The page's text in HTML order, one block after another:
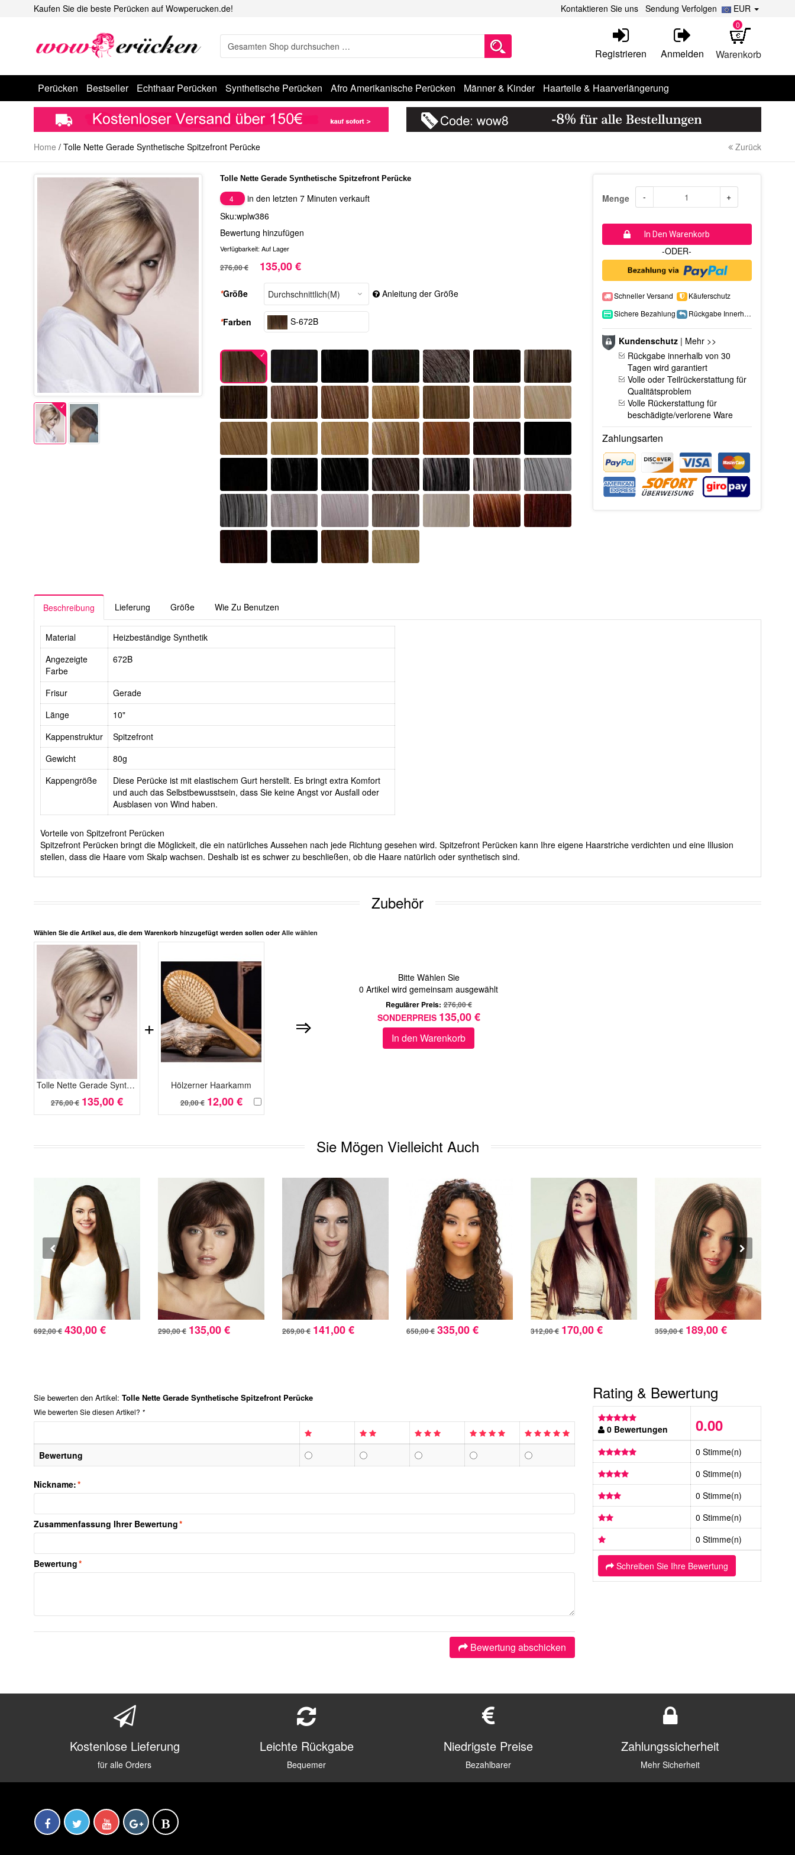
Kaufen Sie die beste Perücken auf Wowperucken.de! EUR
Kontaktieren Sie uns Sendung Verfolgen
Warenkorb
0
Registrieren Anmelden
Perücken Bestseller Echthaar Perücken Synthetische Perücken Afro Amerikanische Perücken Männer & Kinder Haarteile & Haarverlängerung
Home / Tolle Nette Gerade Synthetische Spitzefront Perücke Zurück
Tolle Nette Gerade Synthetische Spitzefront Perücke
4
in den letzten 7 Minuten verkauft
Sku:wplw386
Bewertung hinzufügen
Verfügbarkeit: Auf Lager
276,00 € 135,00 €
*Größe Anleitung der Größe
*Farben S-672B
Menge - +
In Den Warenkorb
-ODER-
Schneller Versand
Käuferschutz
Sichere Bezahlung
Rückgabe Innerhalb 15 Tage
Kundenschutz| Mehr >>
Rückgabe innerhalb von 30
Tagen wird garantiert
Volle oder Teilrückerstattung für
Qualitätsproblem
Volle Rückerstattung für
beschädigte/verlorene Ware
Zahlungsarten
Beschreibung Lieferung Größe Wie Zu Benutzen
Material
Heizbeständige Synthetik
Angezeigte
Farbe
672B
Frisur
Gerade
Länge
10"
Kappenstruktur
Spitzefront
Gewicht
80g
Kappengröße
Diese Perücke ist mit elastischem Gurt herstellt. Es bringt extra Komfort
und auch das Selbstbewusstsein, dass Sie keine Angst vor Ausfall oder
Ausblasen von Wind haben.
Vorteile von Spitzefront Perücken
Spitzefront Perücken bringt die Möglickeit, die ein natürliches Aussehen nach jede Richtung gesehen wird. Spitzefront Perücken kann Ihre eigene Haarstriche verdichten und eine Illusion
stellen, dass die Haare vom Skalp wachsen. Deshalb ist es schwer zu beschließen, ob die Haare natürlich oder synthetisch sind.
Zubehör
Wählen Sie die Artikel aus, die dem Warenkorb hinzugefügt werden sollen oder Alle wählen
Tolle Nette Gerade Synthetische Spitzefront Perücke
276,00 € 135,00 €
Hölzerner Haarkamm
20,00 € 12,00 €
+
Bitte Wählen Sie
0 Artikel wird gemeinsam ausgewählt
Regulärer Preis: 276,00 €
SONDERPREIS 135,00 €
In den Warenkorb
Sie Mögen Vielleicht Auch
692,00 € 430,00 € 290,00 € 135,00 € 269,00 € 141,00 € 650,00 € 335,00 € 312,00 € 170,00 € 359,00 € 189,00 €
Sie bewerten den Artikel: Tolle Nette Gerade Synthetische Spitzefront Perücke
Wie bewerten Sie diesen Artikel? *
Bewertung
*
Nickname:
*
Zusammenfassung Ihrer Bewertung
*
Bewertung
Bewertung abschicken
Rating & Bewertung
0 Bewertungen 0.00
0 Stimme(n)
0 Stimme(n)
0 Stimme(n)
0 Stimme(n)
0 Stimme(n)
Schreiben Sie Ihre Bewertung
Kostenlose Lieferung
für alle Orders
Leichte Rückgabe
Bequemer
Niedrigste Preise
Bezahlbarer
Zahlungssicherheit
Mehr Sicherheit